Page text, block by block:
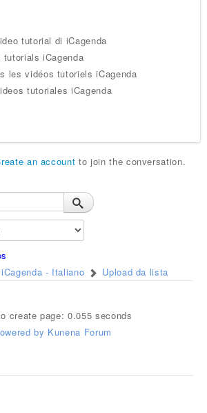
tutorial di iCagenda
iCagenda
les vidéos tutoriels iCagenda
tutoriales iCagenda
an account to join the conversation.
iCagenda - Italiano Upload da lista
create page: 0.055 seconds
by Kunena Forum